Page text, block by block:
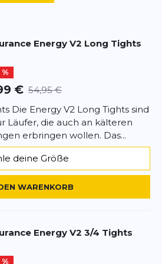
HINZUFÜGEN
undNutzungsbedingungen
Energy V2 Long Tights
%
€ 54,95 €
Die Energy V2 Long Tights sind
Läufer, die auch an kälteren
erbringen wollen. Das...
deine Größe
WARENKORB
Energy V2 3/4 Tights
%